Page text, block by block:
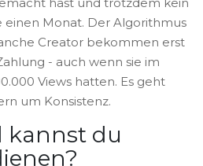
einen Monat. Der Algorithmus
Creator bekommen erst
- auch wenn sie im
Views hatten. Es geht
um Konsistenz.
kannst du